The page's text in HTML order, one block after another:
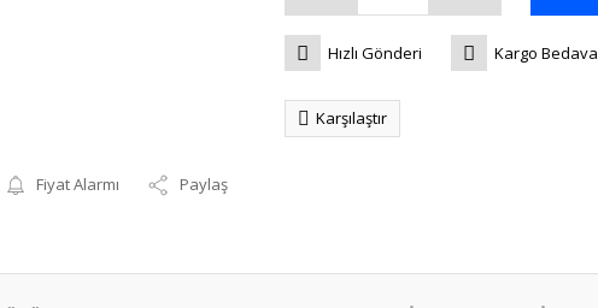
Fiyat Alarmı Paylaş
Hızlı Gönderi Kargo Bedava
Karşılaştır